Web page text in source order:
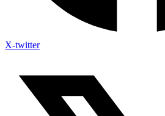
X-twitter